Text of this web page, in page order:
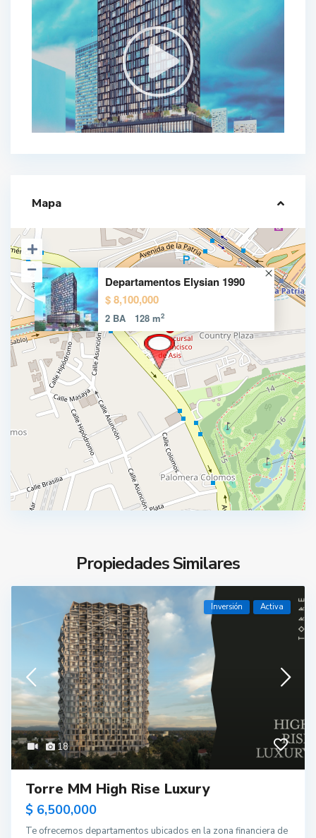
Mapa
Departamentos Elysian 1990
$ 8,100,000
2 BA 128 m2
Propiedades Similares
18
Inversión Activa
Torre MM High Rise Luxury
$ 6,500,000
Te ofrecemos departamentos ubicados en la zona financiera de